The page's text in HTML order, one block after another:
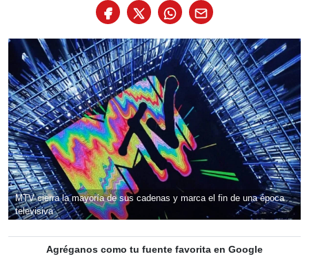
MTV cierra la mayoría de sus cadenas y marca el fin de una época
televisiva
Agréganos como tu fuente favorita en Google